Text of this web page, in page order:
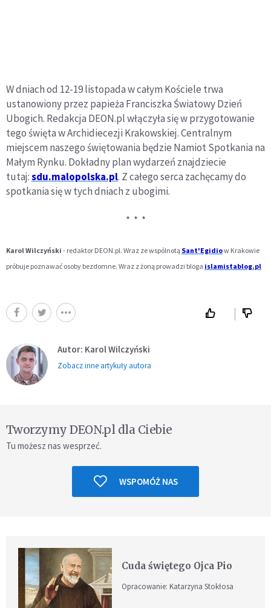
W dniach od 12-19 listopada w całym Kościele trwa
ustanowiony przez papieża Franciszka Światowy Dzień
Ubogich. Redakcja DEON.pl włączyła się w przygotowanie
tego święta w Archidiecezji Krakowskiej. Centralnym
miejscem naszego świętowania będzie Namiot Spotkania na
Małym Rynku. Dokładny plan wydarzeń znajdziecie
tutaj:sdu.malopolska.pl. Z całego serca zachęcamy do
spotkania się w tych dniach z ubogimi.
* * *
Karol Wilczyński - redaktor DEON.pl. Wraz ze wspólnotą Sant'Egidiow Krakowie
próbuje poznawać osoby bezdomne. Wraz z żoną prowadzi bloga islamistablog.pl
Autor: Karol Wilczyński
Zobacz inne artykuły autora
Tworzymy DEON.pl dla Ciebie
Tu możesz nas wesprzeć.
WSPOMÓŻ NAS
Cuda świętego Ojca Pio
Opracowanie: Katarzyna Stokłosa